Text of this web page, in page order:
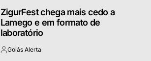
ZigurFest chega mais cedo a
Lamego e em formato de
laboratório
Postado
Goiás Alerta